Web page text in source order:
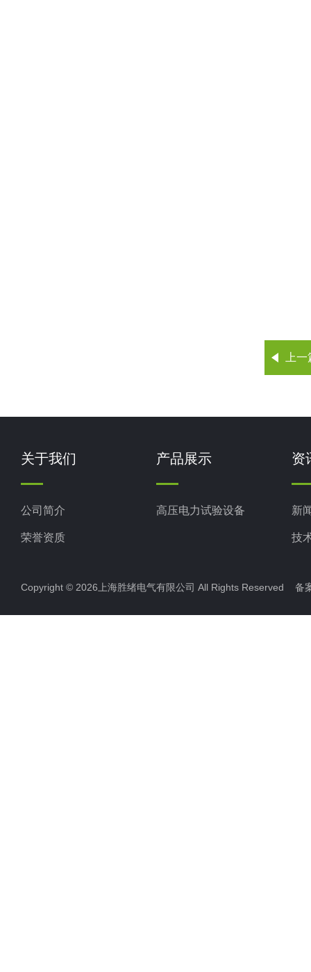
上
关于我们
公司简介
荣誉资质
产品展示
高压电力试验设备
资
新
技
Copyright © 2026上海胜绪电气有限公司 All Rights Reserved 备